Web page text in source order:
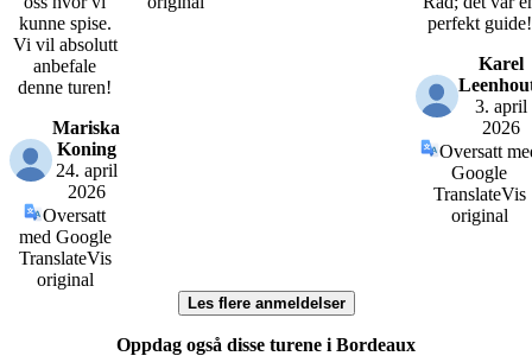
kunne spise.
Vi vil absolutt
anbefale
denne turen!
Mariska
Koning
24. april
2026
Oversatt
med Google
TranslateVis
original
perfekt guide!
Karel
3. april
2026
Oversatt
Google
TranslateVis
original
Les flere anmeldelser
Oppdag også disse turene i Bordeaux